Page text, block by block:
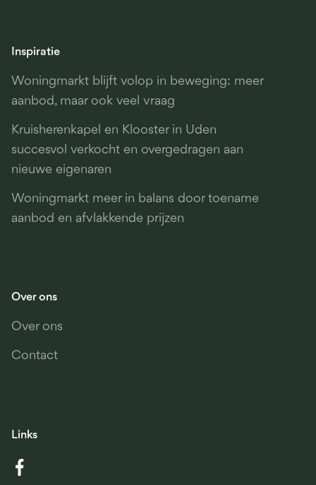
Inspiratie
Woningmarkt blijft volop in beweging: meer
aanbod, maar ook veel vraag
Kruisherenkapel en Klooster in Uden
succesvol verkocht en overgedragen aan
nieuwe eigenaren
Woningmarkt meer in balans door toename
aanbod en afvlakkende prijzen
Over ons
Over ons
Contact
Links